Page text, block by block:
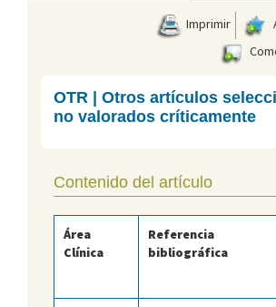
Imprimir
OTR | Otros artículos
no valorados críticamente
Contenido del artículo
Área
Clínica
Referencia
bibliográfica